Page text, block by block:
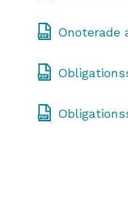
Onoterade